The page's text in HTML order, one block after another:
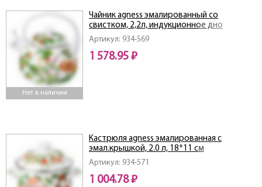
Нет в наличии
Артикул: 934-569
Чайник agness эмалированный со
свистком, 2,2л, индукционное дно
1 578.95 ₽
Артикул: 934-571
Кастрюля agness эмалированная с
эмал.крышкой, 2.0 л, 18*11 см
1 004.78 ₽